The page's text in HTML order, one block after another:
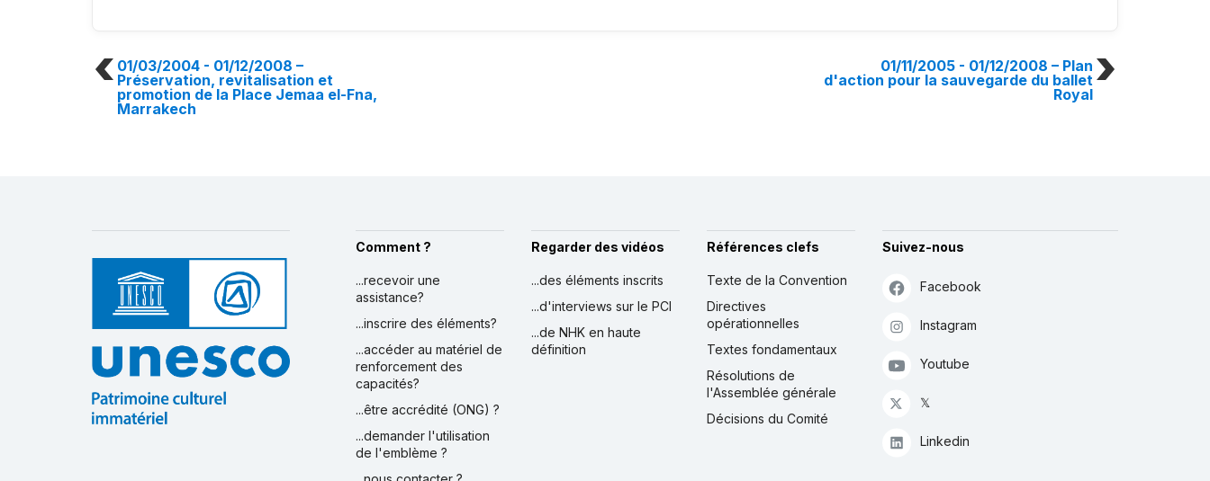
01/03/2004 - 01/12/2008 –
Préservation, revitalisation et
promotion de la Place Jemaa el-Fna,
Marrakech
01/11/2005 - 01/12/2008 – Plan
d'action pour la sauvegarde du ballet
Royal
Comment ?
...recevoir une
assistance?
...inscrire des éléments?
...accéder au matériel de
renforcement des
capacités?
...être accrédité (ONG) ?
...demander l'utilisation
de l'emblème ?
Regarder des vidéos
...des éléments inscrits
...d'interviews sur le PCI
...de NHK en haute
définition
Références clefs
Texte de la Convention
Directives
opérationnelles
Textes fondamentaux
Résolutions de
l'Assemblée générale
Décisions du Comité
Suivez-nous
Facebook
Instagram
Youtube
𝕏
Linkedin